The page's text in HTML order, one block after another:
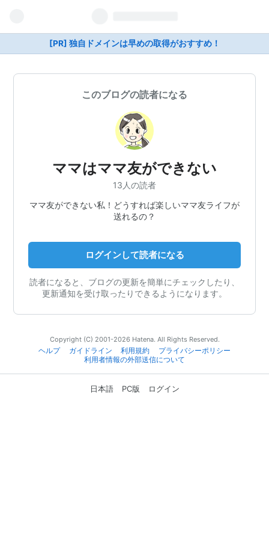
[PR] 独自ドメインは早めの取得がおすすめ！
このブログの読者になる
ママはママ友ができない
13人の読者
ママ友ができない私！どうすれば楽しいママ友ライフが
送れるの？
ログインして読者になる
読者になると、ブログの更新を簡単にチェックしたり、
更新通知を受け取ったりできるようになります。
Copyright (C) 2001-2026 Hatena. All Rights Reserved.
ヘルプ
ガイドライン 利用規約
プライバシーポリシー
利用者情報の外部送信について
日本語 PC版 ログイン